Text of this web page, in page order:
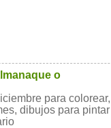
o
para colorear,
dibujos para pintar